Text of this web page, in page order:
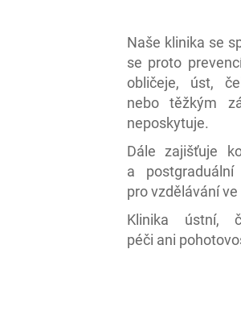
Naše klinika se
se proto
obličeje, úst,
nebo těžkým
neposkytuje.
Dále zajišťuje
a
pro vzdělávání
Klinika ústní,
péči ani